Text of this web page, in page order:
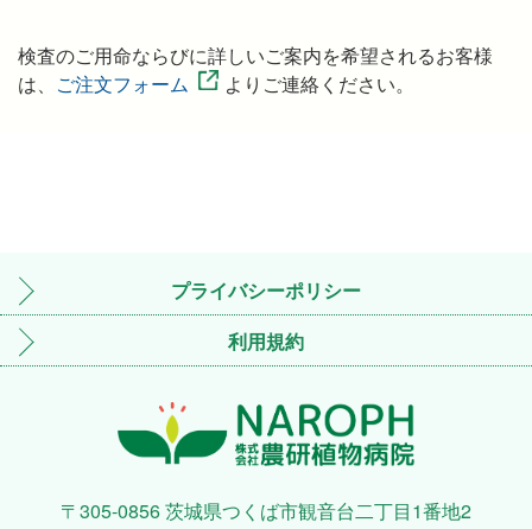
検査のご用命ならびに詳しいご案内を希望されるお客様
は、 ご注文フォーム よりご連絡ください。
プライバシーポリシー
利用規約
〒305-0856 茨城県つくば市観音台二丁目1番地2